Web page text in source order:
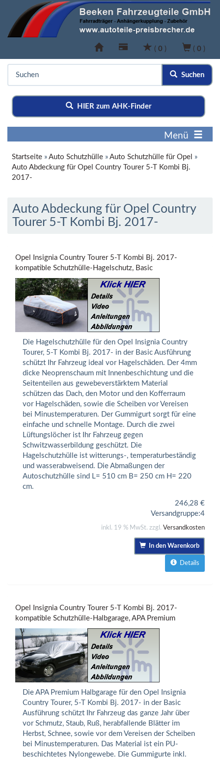
( 0 ) ( 0 )
Suchen
HIER zum AHK-Finder
Menü
Startseite » Auto Schutzhülle » Auto Schutzhülle für Opel »
Auto Abdeckung für Opel Country Tourer 5-T Kombi Bj.
2017-
Auto Abdeckung für Opel Country
Tourer 5-T Kombi Bj. 2017-
Opel Insignia Country Tourer 5-T Kombi Bj. 2017-
kompatible Schutzhülle-Hagelschutz, Basic
Die Hagelschutzhülle für den Opel Insignia Country
Tourer, 5-T Kombi Bj. 2017- in der Basic Ausführung
schützt Ihr Fahrzeug ideal vor Hagelschäden. Der 4mm
dicke Neoprenschaum mit Innenbeschichtung und die
Seitenteilen aus gewebeverstärktem Material
schützen das Dach, den Motor und den Kofferraum
vor Hagelschäden, sowie die Scheiben vor Vereisen
bei Minustemperaturen. Der Gummigurt sorgt für eine
einfache und schnelle Montage. Durch die zwei
Lüftungslöcher ist Ihr Fahrzeug gegen
Schwitzwasserbildung geschützt. Die
Hagelschutzhülle ist witterungs-, temperaturbeständig
und wasserabweisend. Die Abmaßungen der
Autoschutzhülle sind L= 510 cm B= 250 cm H= 220
cm.
246,28 €
Versandgruppe:4
inkl. 19 % MwSt. zzgl. Versandkosten
In den Warenkorb
Details
Opel Insignia Country Tourer 5-T Kombi Bj. 2017-
kompatible Schutzhülle-Halbgarage, APA Premium
Die APA Premium Halbgarage für den Opel Insignia
Country Tourer, 5-T Kombi Bj. 2017- in der Basic
Ausführung schützt Ihr Fahrzeug das ganze Jahr über
vor Schmutz, Staub, Ruß, herabfallende Blätter im
Herbst, Schnee, sowie vor dem Vereisen der Scheiben
bei Minustemperaturen. Das Material ist ein PU-
beschichtetes Nylongewebe. Die Gummigurte inkl.